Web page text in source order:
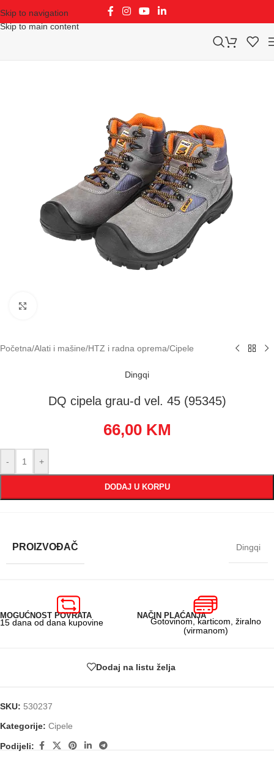
Skip to navigation
Skip to main content
Početna/Alati i mašine/HTZ i radna oprema/Cipele
Dingqi
DQ cipela grau-d vel. 45 (95345)
66,00 KM
- +
DODAJ U KORPU
PROIZVOĐAČ Dingqi
MOGUĆNOST POVRATA
15 dana od dana kupovine
NAČIN PLAĆANJA
Gotovinom, karticom, žiralno
(virmanom)
Dodaj na listu želja
SKU: 530237
Kategorije: Cipele
Podijeli: